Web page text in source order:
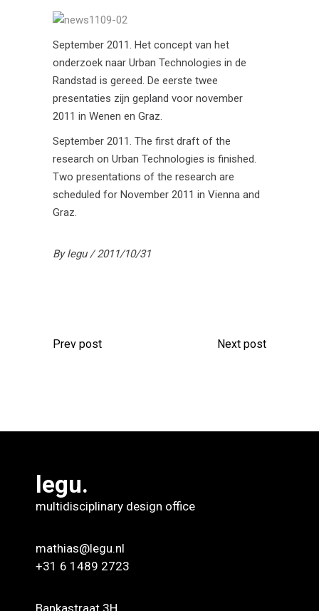
September 2011. Het concept van het
onderzoek naar Urban Technologies in de
Randstad is gereed. De eerste twee
presentaties zijn gepland voor november
2011 in Wenen en Graz.
September 2011. The first draft of the
research on Urban Technologies is finished.
Two presentations of the research are
scheduled for November 2011 in Vienna and
Graz.
Bylegu 2011/10/31
Prev post Next post
legu.
multidisciplinary design office
mathias@legu.nl
+31 6 1489 2723
Bankastraat 3H